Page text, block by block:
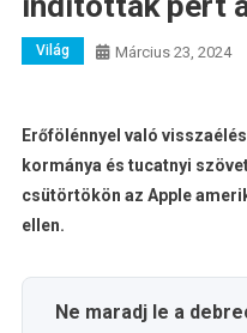
Világ Március 23, 2024
Erőfölénnyel való
kormánya és tucatnyi
csütörtökön az Apple
ellen.
Ne maradj le a